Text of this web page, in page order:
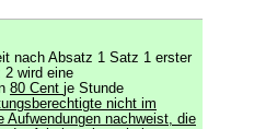
nach Absatz 1 Satz 1 erster
2 wird eine
80 Cent je Stunde
nicht im
Aufwendungen nachweist, die